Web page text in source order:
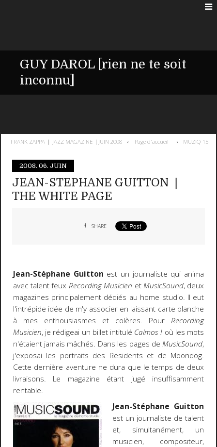
GUY DAROL [rien ne te soit
inconnu]
FRANK ZAPPA ❘ JAZZ MAGAZINE ❘JUIN 2008 Page d'accueil MUZIQ 15
2008. 06. JUIN
JEAN-STEPHANE GUITTON ❘
THE WHITE PAGE
SHARE
Jean-Stéphane Guitton est un journaliste qui anima
avec talent feux Recording Musicien etMusicSound, deux
magazines principalement dédiés au home studio. Il eut
l'intrépide idée de m'y associer en laissant carte blanche
à mes enthousiasmes et colères. PourRecording
Musicien, je rédigeai un billet intitulé Calmos ! où les mots
n'étaient jamais mâchés. Dans les pages deMusicSound,
j'exposai les portraits des Residents et de Moondog.
Cette dernière aventure ne dura que le temps de deux
livraisons. Le magazine étant jugé insuffisamment
rentable.
Jean-Stéphane Guitton
est un journaliste de talent
et, simultanément, un
musicien, compositeur,